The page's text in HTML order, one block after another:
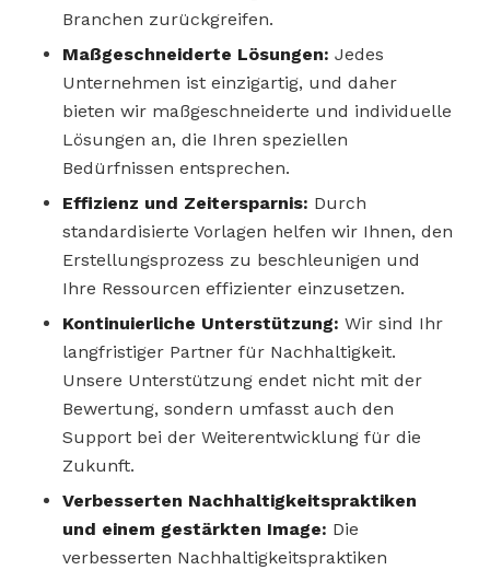
Branchen zurückgreifen.
Maßgeschneiderte Lösungen: Jedes
Unternehmen ist einzigartig, und daher
bieten wir maßgeschneiderte und individuelle
Lösungen an, die Ihren speziellen
Bedürfnissen entsprechen.
Effizienz und Zeitersparnis: Durch
standardisierte Vorlagen helfen wir Ihnen, den
Erstellungsprozess zu beschleunigen und
Ihre Ressourcen effizienter einzusetzen.
Kontinuierliche Unterstützung: Wir sind Ihr
langfristiger Partner für Nachhaltigkeit.
Unsere Unterstützung endet nicht mit der
Bewertung, sondern umfasst auch den
Support bei der Weiterentwicklung für die
Zukunft.
Verbesserten Nachhaltigkeitspraktiken
und einem gestärkten Image: Die
verbesserten Nachhaltigkeitspraktiken